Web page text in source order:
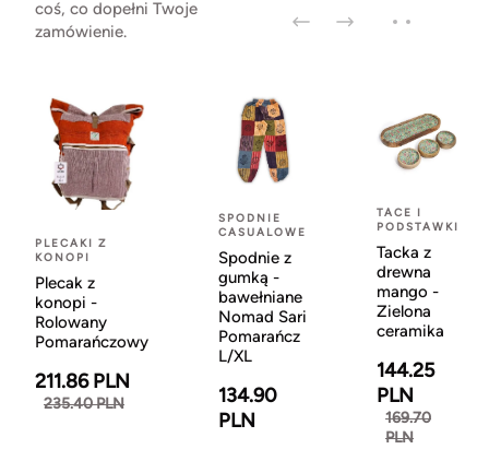
coś, co dopełni Twoje
zamówienie.
PLECAKI Z
KONOPI
Plecak z
konopi -
Rolowany
Pomarańczowy
211.86 PLN
235.40 PLN
SPODNIE
CASUALOWE
Spodnie z
gumką -
bawełniane
Nomad Sari
Pomarańcz
L/XL
134.90
PLN
TACE I
PODSTAWKI
Tacka z
drewna
mango -
Zielona
ceramika
144.25
PLN
169.70
PLN